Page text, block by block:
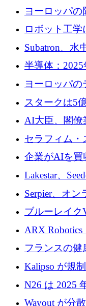
を通じて関連
めの資金を調
ヨーロッパ
ムとなったハ
ロボット工
Macrodata
Subatron、水
の 1 つに取り
半導体：
10社
ヨーロッパの
ユーロの取引
スタークは5
Funding
ブルクの大き
AI大臣、閣僚
セラフィム・
追いつきつつ
企業がAIを買
る人々が必要
Lakestar、
SE3 が自律シ
ームを発表
Serpier、オ
性向上を支援
ブルーレイク
導スタートア
ARX Robotics
を設立し、
フランスの健
ユーロの資金
Kalipso が規
るために 320
N26 は 2025
達成
Wayout が分